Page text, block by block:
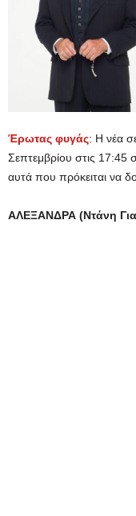
Έρωτας φυγάς: Η νέα
Σεπτεμβρίου στις 17:45
αυτά που πρόκειται να
ΑΛΕΞΑΝΔΡΑ (Ντάνη